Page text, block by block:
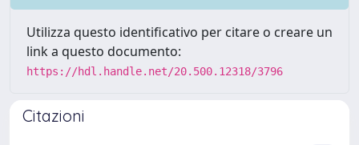
Utilizza questo identificativo per citare o creare un
link a questo documento:
https://hdl.handle.net/20.500.12318/3796
Citazioni